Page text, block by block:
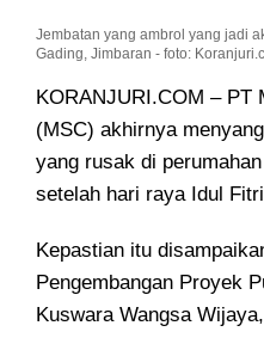
Jembatan yang ambrol yang jadi
Gading, Jimbaran - foto:
KORANJURI.COM – PT
(MSC) akhirnya
yang rusak di
setelah hari raya Idul
Kepastian itu
Pengembangan Proyek
Kuswara Wangsa